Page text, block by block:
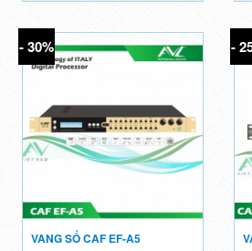
- 30%
VANG SỐ CAF EF-A5
-